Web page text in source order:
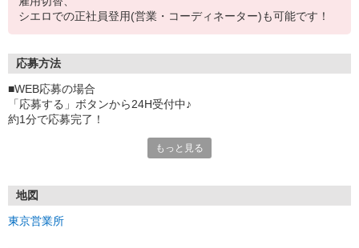
シエロでの正社員登用(営業・コーディネーター)も可能です！
応募方法
■WEB応募の場合
「応募する」ボタンから24H受付中♪
約1分で応募完了！
①応募から3営業日を目安に、メールorお電話でご連絡します。
もっと見る
地図
東京営業所